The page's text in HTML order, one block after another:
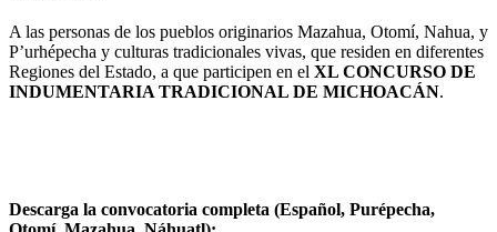
A las personas de los pueblos originarios Mazahua, Otomí, Nahua, y
P’urhépecha y culturas tradicionales vivas, que residen en diferentes
Regiones del Estado, a que participen en el XL CONCURSO DE
INDUMENTARIA TRADICIONAL DE MICHOACÁN.
Descarga la convocatoria completa (Español, Purépecha,